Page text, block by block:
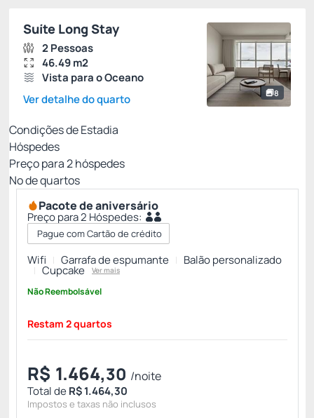
8
Suíte Long Stay
2 Pessoas
46.49 m2
Vista para o Oceano
Ver detalhe do quarto
Condições de Estadia
Hóspedes
Preço para2hóspedes
Nº de quartos
Pacote de aniversário
Preço para 2 Hóspedes:
Pague com Cartão de crédito
Wifi Garrafa de espumante Balão personalizado
Cupcake Ver mais
Não Reembolsável
Restam 2 quartos
R$ 1.464,30 /noite
Total deR$ 1.464,30
Impostos e taxas não inclusos